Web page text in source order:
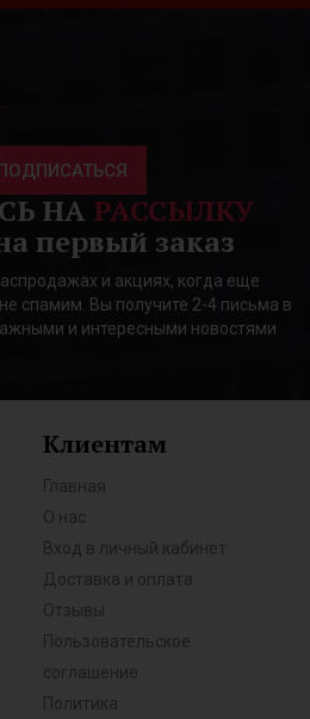
НА РАССЫЛКУ
первый заказ
и акциях, когда еще
спамим. Вы получите 2-4 письма в
и интересными новостями
Клиентам
Главная
О нас
Вход в личный кабинет
Доставка и оплата
Отзывы
Пользовательское
соглашение
Политика